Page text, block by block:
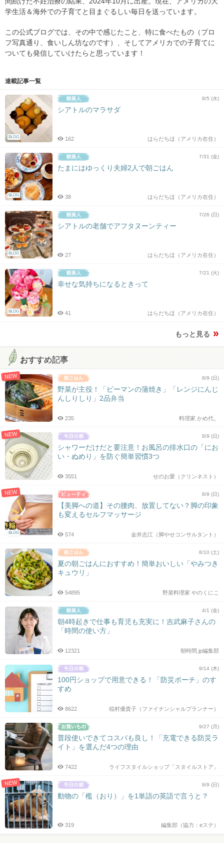
学生活＆海外での子育てと目まぐるしい毎日を送っています。
この公式ブログでは、その中で感じたこと、特に食べたもの（プロ
フ写真通り、食いしん坊なのです）、そしてアメリカでの子育てに
ついても発信していけたらと思っています！
連載記事一覧
BLOG
8/5 (水)
シアトルのマラサダ
はらだちほ（アメリカ在住）
162
BLOG
7/31 (金)
たまにはゆっくり夫婦2人で朝ごはん
はらだちほ（アメリカ在住）
38
BLOG
7/26 (日)
シアトルの老舗でアフタヌーンティー
はらだちほ（アメリカ在住）
27
BLOG
7/21 (火)
幸せな気持ちになるときって
はらだちほ（アメリカ在住）
41
もっと見る
おすすめ記事
NEW 8/9 (日)
野菜が主役！「ピーマンの蒲焼き」「レンジにんじ
んしりしり」2品弁当
料理家 かめ代。
235
NEW 8/9 (日)
シャワーだけだと要注意！お風呂の排水口の「にお
い・ぬめり」を防ぐ簡単習慣3つ
せのお愛（クリンネスト）
3551
NEW
BLOG
8/9 (日)
【美脚への道】その腰肉、放置してない？脚の印象
も変えるセルフマッサージ
金井志江（脚やせコンサルタント）
574
8/10 (土)
夏の朝ごはんにおすすめ！簡単おいしい「やみつき
キュウリ」
野菜料理家 やのくにこ
54895
4/1 (金)
朝4時起きで仕事も育児も充実に！吉武麻子さんの
「時間の使い方」
朝時間.jp編集部
12321
9/14 (木)
100円ショップで用意できる！「防災ポーチ」のす
すめ
稲村優貴子（ファイナンシャルプランナー）
8622
9/27 (月)
普段使いできてコスパも良し！「充電できる防災ラ
イト」を選んだ4つの理由
ライフスタイルショップ「スタイルストア」
7422
NEW 8/9 (日)
動物の「檻（おり）」を1単語の英語で言うと？
編集部（協力：eステ）
319